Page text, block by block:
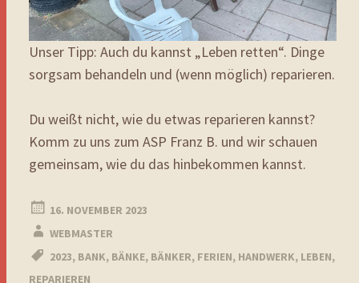
Unser Tipp: Auch du kannst „Leben retten“. Dinge
sorgsam behandeln und (wenn möglich) reparieren.
Du weißt nicht, wie du etwas reparieren kannst?
Komm zu uns zum ASP Franz B. und wir schauen
gemeinsam, wie du das hinbekommen kannst.
16. NOVEMBER 2023
WEBMASTER
2023, BANK, BÄNKE, BÄNKER, FERIEN, HANDWERK, LEBEN,
REPARIEREN